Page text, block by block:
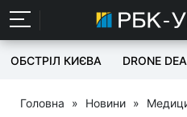
ОБСТРІЛ КИЄВА DRONE
Головна » Новини »